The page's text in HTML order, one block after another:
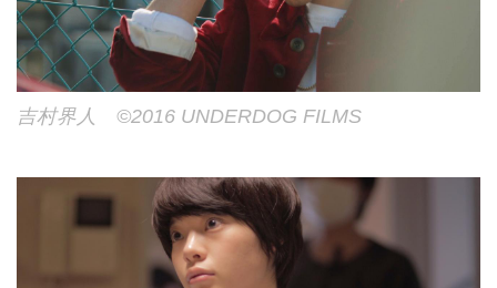
吉村界人 ©2016 UNDERDOG FILMS